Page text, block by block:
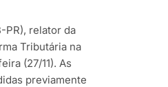
PR), relator da
Tributária na
(27/11). As
previamente